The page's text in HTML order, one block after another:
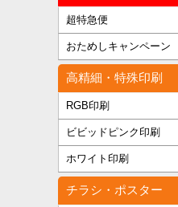
超特急便
おためしキャンペーン
高精細・特殊印刷
RGB印刷
ビビッドピンク印刷
ホワイト印刷
チラシ・ポスター